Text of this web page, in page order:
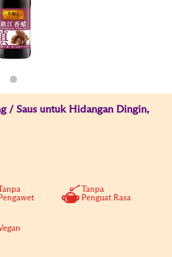
/ Saus untuk Hidangan Dingin,
Tanpa
Penguat Rasa